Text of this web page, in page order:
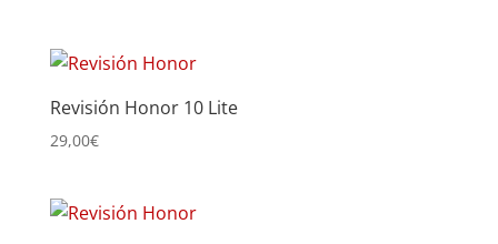
Revisión Honor 10 Lite
29,00€